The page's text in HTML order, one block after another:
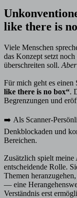
like there is
Viele Menschen
das Konzept setzt
überschreiten soll.
Für mich geht es einen
like there is no box“.
Begrenzungen und
➡️ Als Scanner-
Denkblockaden und
Bereichen.
Zusätzlich spielt
entscheidende Rolle.
Themen
— eine
Verständnis erst